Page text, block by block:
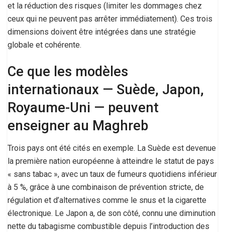
et la réduction des risques (limiter les dommages chez
ceux qui ne peuvent pas arrêter immédiatement). Ces trois
dimensions doivent être intégrées dans une stratégie
globale et cohérente.
Ce que les modèles
internationaux — Suède, Japon,
Royaume-Uni — peuvent
enseigner au Maghreb
Trois pays ont été cités en exemple. La Suède est devenue
la première nation européenne à atteindre le statut de pays
« sans tabac », avec un taux de fumeurs quotidiens inférieur
à 5 %, grâce à une combinaison de prévention stricte, de
régulation et d’alternatives comme le snus et la cigarette
électronique. Le Japon a, de son côté, connu une diminution
nette du tabagisme combustible depuis l’introduction des